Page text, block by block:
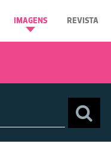
IMAGENS REVISTA